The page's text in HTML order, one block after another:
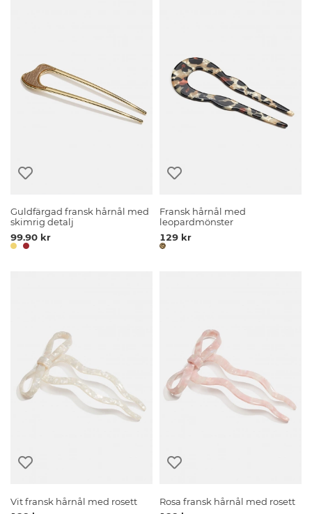
Guldfärgad fransk hårnål med
skimrig detalj
99.90 kr
Fransk hårnål med
leopardmönster
129 kr
Vit fransk hårnål med rosett
Rosa fransk hårnål med rosett